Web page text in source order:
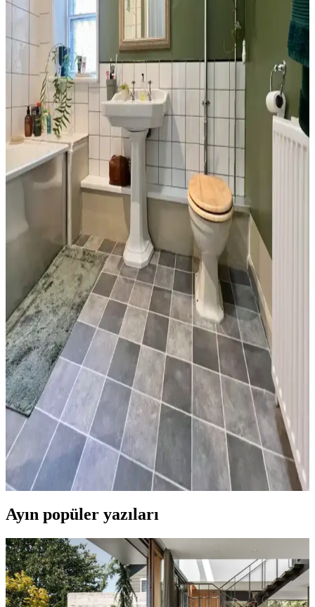
Banyo Dekorasyonunda Havlu Renk Seçimi: Estetik
ve Pratik İpuçları
Havlu renk seçimi, banyo dekorasyonunun uyumu ve pratikliği için
önemlidir. Beyaz, siyah ve toprak tonları farklı avantajlar sunar.
Doğru bakım ve uyumla estetik ve fonksiyonel sonuçlar elde edilir.
Banyo Dekorasyonunda Yeşil Tonları ve Güvenlik
Önlemleriyle Estetik ve Fonksiyonellik
Banyo dekorasyonunda yeşil tonlar, altın detaylar ve çiçek
desenleriyle estetik bir atmosfer oluştururken, perde seçimi ve
düzenlemesi yangın riskini azaltmak için önemlidir.
Banyo Duvar Boyası Seçiminde Renk ve Donanım
Uyumu: Modern ve Doğal Yaklaşımlar
Banyo duvar boyası seçimi, renk ve donanım uyumuyla mekanın
atmosferini belirler. Mavi-gri, yeşil ve nötr tonlar rahatlatıcı ve doğal
bir ortam sağlar. Siyah donanımlar mekan bütünlüğünü güçlendirir.
Küçük Yarım Banyoda Ekonomik ve Estetik
Yenileme: Tasarım ve Maliyet Analizi
30 yıl sonra küçük bir yarım banyoda yapılan yenileme, mantar
desenli duvar kağıdı ve uygun malzeme seçimiyle estetik ve
işlevselliği artırdı. Maliyetler ve detaylar analiz edildi.
Kiralık Banyoda Dekorasyon ve Yenileme: Boya,
Zemin ve Fayans Seçiminde Dikkat Edilmesi
Gerekenler
Kiralık banyolarda boya, fayans ve zemin yenileme süreçlerinde
dayanıklılık, estetik ve ev sahibi onayı ön plandadır. Bu rehber,
pratik ve uyumlu dekorasyon önerileri sunar.
Ayın popüler yazıları